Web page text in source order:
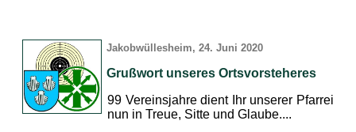
Jakobwüllesheim, 24. Juni 2020
Grußwort unseres Ortsvorsteheres
99 Vereinsjahre dient Ihr unserer Pfarrei
nun in Treue, Sitte und Glaube....